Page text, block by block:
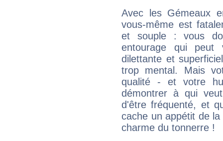
Avec les Gémeaux
vous-même est
et souple : vous
entourage qui
dilettante et
trop mental. Mais
qualité - et votre
démontrer à qui
d'être fréquenté, et
cache un appétit de
charme du tonnerre !